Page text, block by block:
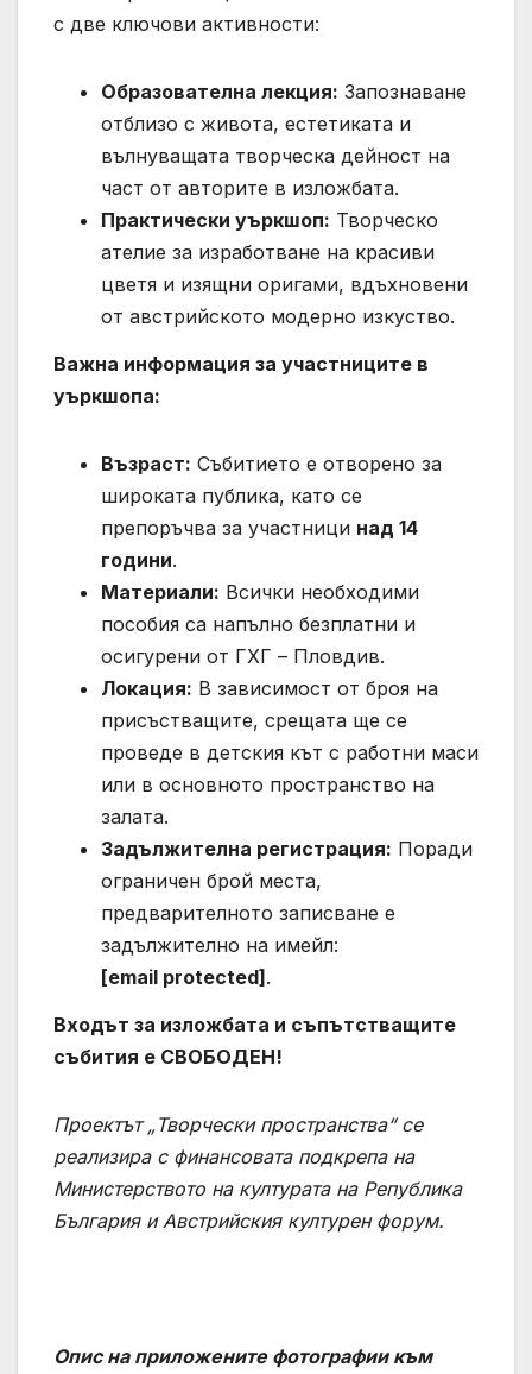
с две ключови активности:
Образователна лекция: Запознаване
отблизо с живота, естетиката и
вълнуващата творческа дейност на
част от авторите в изложбата.
Практически уъркшоп: Творческо
ателие за изработване на красиви
цветя и изящни оригами, вдъхновени
от австрийското модерно изкуство.
Важна информация за участниците в
уъркшопа:
Възраст: Събитието е отворено за
широката публика, като се
препоръчва за участници над 14
години.
Материали: Всички необходими
пособия са напълно безплатни и
осигурени от ГХГ – Пловдив.
Локация: В зависимост от броя на
присъстващите, срещата ще се
проведе в детския кът с работни маси
или в основното пространство на
залата.
Задължителна регистрация: Поради
ограничен брой места,
предварителното записване е
задължително на имейл:
[email protected].
Входът за изложбата и съпътстващите
събития е СВОБОДЕН!
Проектът „Творчески пространства“ се
реализира с финансовата подкрепа на
Министерството на културата на Република
България и Австрийския културен форум.
Опис на приложените фотографии към